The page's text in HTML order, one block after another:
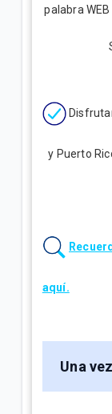
palabra
y Puerto
aquí.
Una